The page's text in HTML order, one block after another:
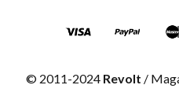
© 2011-2024 Revolt /